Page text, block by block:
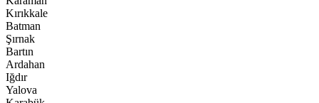
Kırıkkale
Batman
Şırnak
Bartın
Ardahan
Iğdır
Yalova